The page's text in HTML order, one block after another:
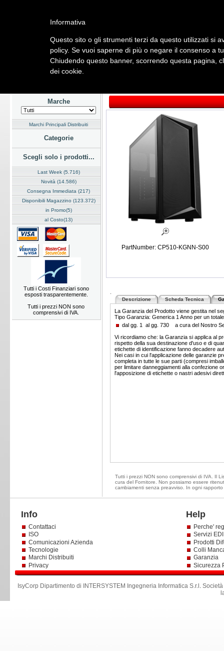
Listino Marchi Dati Cliente Servizi Company
Hardware Software Fotografia Telefonia Audio Video
Marche
Marchi Principali Distribuiti
Categorie
Scegli solo i prodotti...
Last Week (5.716)
Novità (14.586)
Consegna Immediata (217)
Disponibili Magazzino (123.372)
in Promo(5)
al Costo(13)
Tutti i Costi Finanziari sono
esposti trasparentemente.
Tutti i prezzi NON sono
comprensivi di IVA.
PartNumber: CP510-KGNN-S00
Descrizione Scheda Tecnica
La Garanzia del Prodotto viene gestita nel
Tipo Garanzia: Generica 1 Anno per un
dal gg. 1 al gg. 730 a cura del Nostro
Vi ricordiamo che: la Garanzia si applica al
rispetto della sua destinazione d'uso e di
etichette di identificazione fanno decadere
Nei casi in cui l'applicazione delle garanzie
completa in tutte le sue parti (compresi
per limitare danneggiamenti alla confezione
l'apposizione di etichette o nastri adesivi
Tutti i prezzi NON sono comprensivi di IVA. Il
cura del Fornitore. Non possiamo essere
cambiamenti senza preavviso. In ogni
Info Help
Contattaci
ISO
Comunicazioni Azienda
Tecnologie
Marchi Distribuiti
Privacy
Perche'
Servizi
Prodotti
Colli
Garanzia
Sicurezza
IsyCorp Dipartimento di INTERSYSTEM Ingegneria Informatica S.r.l .
Informativa
Questo sito o gli strumenti terzi da questo utilizzati si
policy. Se vuoi saperne di più o negare il consenso a
Chiudendo questo banner, scorrendo questa pagina,
dei cookie.